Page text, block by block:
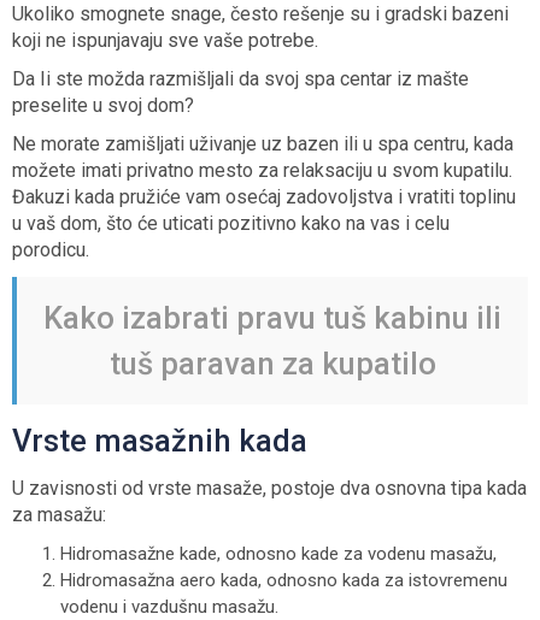
Ukoliko smognete snage, često rešenje su i gradski bazeni
koji ne ispunjavaju sve vaše potrebe.
Da Ii ste možda razmišljali da svoj spa centar iz mašte
preselite u svoj dom?
Ne morate zamišljati uživanje uz bazen ili u spa centru, kada
možete imati privatno mesto za relaksaciju u svom kupatilu.
Đakuzi kada pružiće vam osećaj zadovoljstva i vratiti toplinu
u vaš dom, što će uticati pozitivno kako na vas i celu
porodicu.
Kako izabrati pravu tuš kabinu ili
tuš paravan za kupatilo
Vrste masažnih kada
U zavisnosti od vrste masaže, postoje dva osnovna tipa kada
za masažu:
Hidromasažne kade, odnosno kade za vodenu masažu,
Hidromasažna aero kada, odnosno kada za istovremenu
vodenu i vazdušnu masažu.